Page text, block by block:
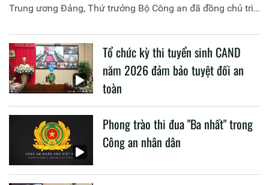
Trung ương Đảng, Thứ trưởng Bộ Công an đã đồng chủ trì
liên quan đến công tác giáo dục và đào tạo của lực lượng
CAND.
Tổ chức kỳ thi tuyển sinh CAND
năm 2026 đảm bảo tuyệt đối an
toàn
Phong trào thi đua "Ba nhất" trong
Công an nhân dân